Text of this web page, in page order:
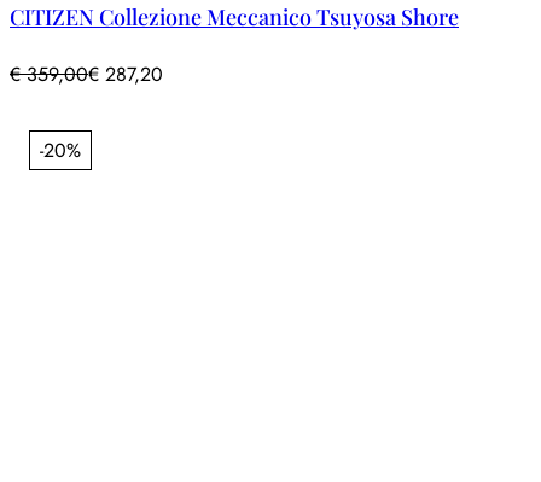
CITIZEN Collezione Meccanico Tsuyosa Shore
€359,00€ 287,20
-20%